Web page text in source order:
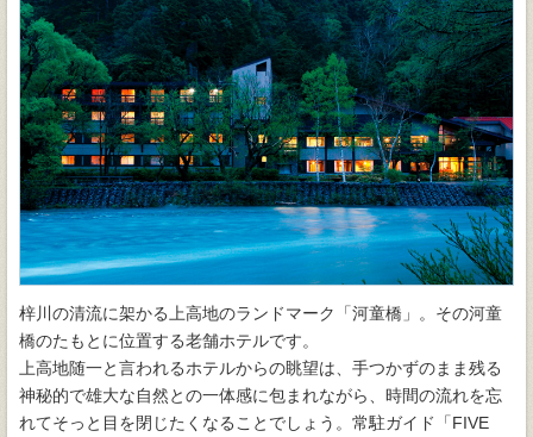
梓川の清流に架かる上高地のランドマーク「河童橋」。その河童
橋のたもとに位置する老舗ホテルです。
上高地随一と言われるホテルからの眺望は、手つかずのまま残る
神秘的で雄大な自然との一体感に包まれながら、時間の流れを忘
れてそっと目を閉じたくなることでしょう。常駐ガイド「FIVE